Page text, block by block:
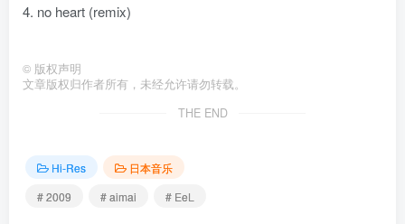
4. no heart (remix)
© 版权声明
文章版权归作者所有，未经允许请勿转载。
THE END
Hi-Res
日本音乐
# 2009
# aimai # EeL